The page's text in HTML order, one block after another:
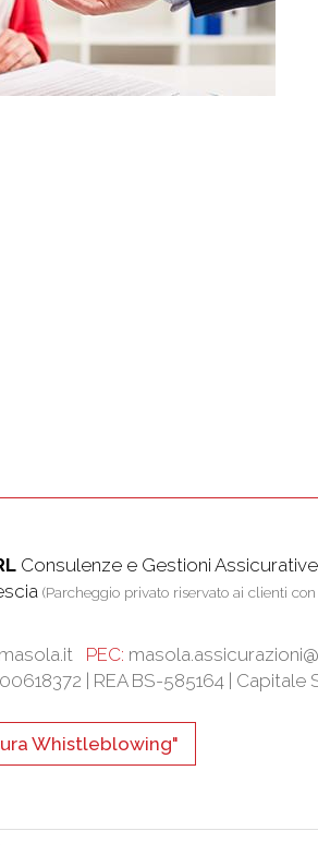
Consulenze e Gestioni Assicurative
(Parcheggio privato riservato ai clienti
PEC:
| REA BS-585164 | Capitale
Whistleblowing"